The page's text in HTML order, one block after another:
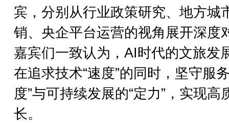
宾，分别从行业政策研究、地方城
销、央企平台运营的视角展开深度
嘉宾们一致认为，AI时代的文旅发
在追求技术“速度”的同时，坚守服
度”与可持续发展的“定力”，实现高
长。